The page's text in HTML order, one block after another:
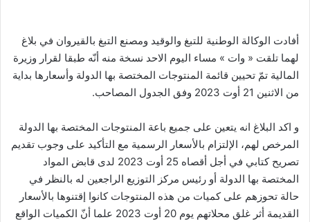
أفادت الوكالة الوطنية للتبغ والوقيد ومصنع التبغ بالقيروان في بلاغ
لهما تلقت « وات » مساء اليوم الاحد نسخة منه أنّه طبقا لقرار وزيرة
المالية تمّ تحيين قائمة المنتوجات المختصة بها الدولة وأسعارها بداية
من الاثنين 21 أوت 2023 وفق الجدول المصاحب.
و اكد البلاغ انه يتعين على جميع باعة المنتوجات المختصة بها الدولة
المرخص لهم، الإلتزام بالأسعار الرسمية مع التأكيد على وجوب تقديم
تصريح كتابي في أجل أقصاه 25 أوت 2023 لدى قابض المواد
المختصة بها الدولة أو رئيس مركز التوزيع الراجعين له بالنظر في
حالة تحوزهم على كميات من هذه المنتوجات كانوا إقتنوها بالأسعار
القديمة أثر غلق محلاتهم يوم 20 أوت 2023 علما أنّ الكميات الواقع